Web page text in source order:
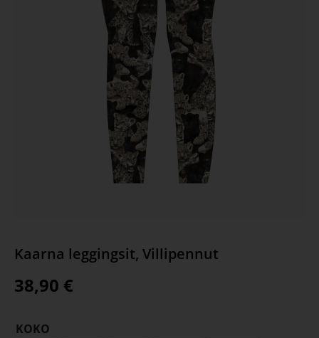
Kaarna leggingsit, Villipennut
38,90 €
KOKO